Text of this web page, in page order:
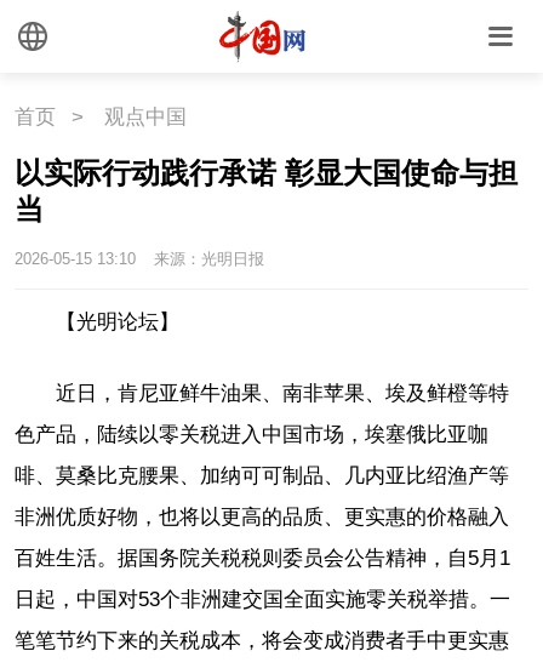
首页 > 观点中国
以实际行动践行承诺 彰显大国使命与担
当
2026-05-15 13:10 来源：光明日报
【光明论坛】
近日，肯尼亚鲜牛油果、南非苹果、埃及鲜橙等特
色产品，陆续以零关税进入中国市场，埃塞俄比亚咖
啡、莫桑比克腰果、加纳可可制品、几内亚比绍渔产等
非洲优质好物，也将以更高的品质、更实惠的价格融入
百姓生活。据国务院关税税则委员会公告精神，自5月1
日起，中国对53个非洲建交国全面实施零关税举措。一
笔笔节约下来的关税成本，将会变成消费者手中更实惠